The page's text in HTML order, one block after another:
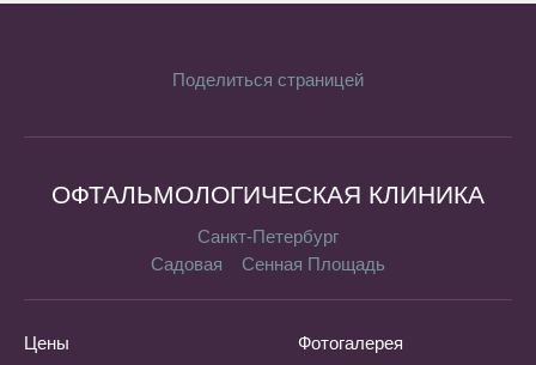
Поделиться страницей
ОФТАЛЬМОЛОГИЧЕСКАЯ КЛИНИКА
Санкт-Петербург
Садовая
Сенная Площадь
Цены Фотогалерея